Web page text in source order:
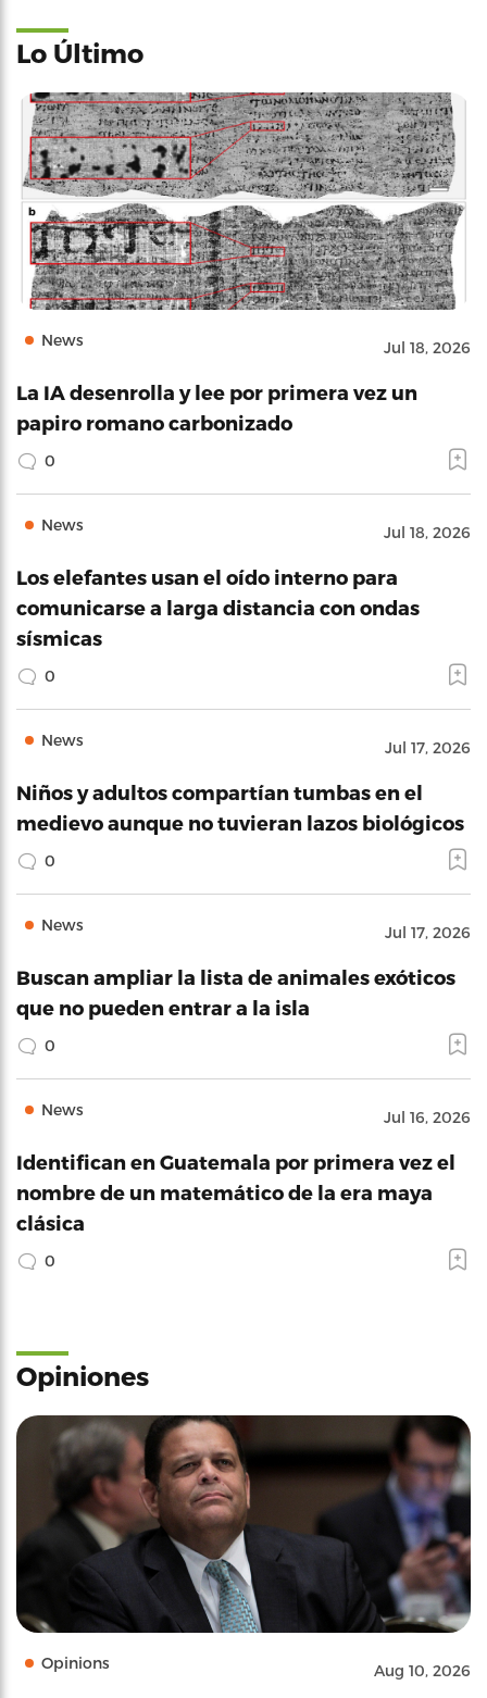
Lo Último
News Jul 18, 2026
La IA desenrolla y lee por primera vez un
papiro romano carbonizado
0
News Jul 18, 2026
Los elefantes usan el oído interno para
comunicarse a larga distancia con ondas
sísmicas
0
News Jul 17, 2026
Niños y adultos compartían tumbas en el
medievo aunque no tuvieran lazos biológicos
0
News Jul 17, 2026
Buscan ampliar la lista de animales exóticos
que no pueden entrar a la isla
0
News Jul 16, 2026
Identifican en Guatemala por primera vez el
nombre de un matemático de la era maya
clásica
0
Opiniones
Opinions Aug 10, 2026